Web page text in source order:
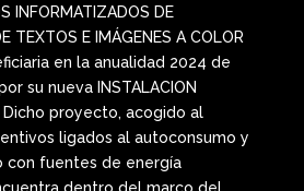
INFORMATIZADOS DE
TEXTOS E IMÁGENES A COLOR
en la anualidad 2024 de
su nueva INSTALACION
Dicho proyecto, acogido al
ligados al autoconsumo y
con fuentes de energía
dentro del marco del